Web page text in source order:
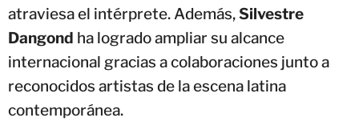
atraviesa el intérprete. Además,Silvestre
Dangond ha logrado ampliar su alcance
internacional gracias a colaboraciones junto a
reconocidos artistas de la escena latina
contemporánea.